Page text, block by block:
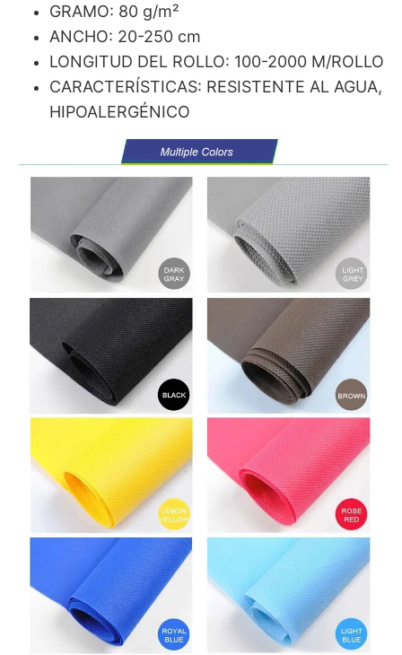
GRAMO: 80 g/m²
ANCHO: 20-250 cm
LONGITUD DEL ROLLO: 100-2000 M/ROLLO
CARACTERÍSTICAS: RESISTENTE AL AGUA,
HIPOALERGÉNICO